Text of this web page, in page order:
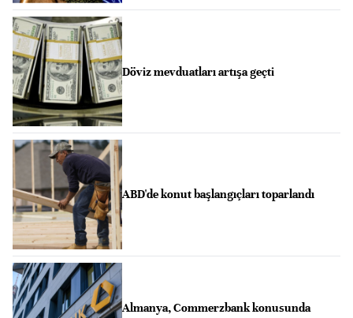
Döviz mevduatları artışa geçti
ABD'de konut başlangıçları toparlandı
Almanya, Commerzbank konusunda